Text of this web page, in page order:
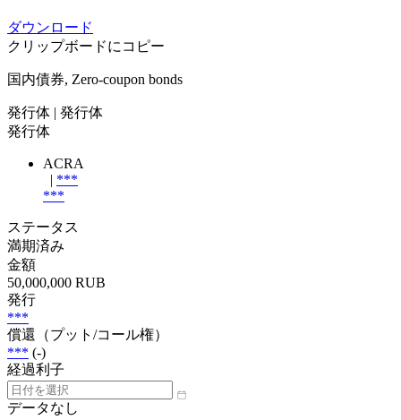
ダウンロード
クリップボードにコピー
国内債券, Zero-coupon bonds
発行体 | 発行体
発行体
ACRA
| ***
***
ステータス
満期済み
金額
50,000,000 RUB
発行
***
償還（プット/コール権）
*** (-)
経過利子
データなし